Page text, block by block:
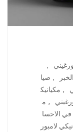
,
, صيا
, مكيانيك
, م
في الاحسا
لامبور